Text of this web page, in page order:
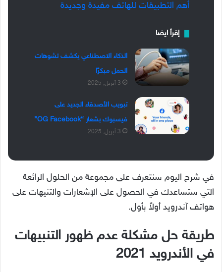
أهم التطبيقات للهاتف مفيدة وجديدة
إقرأ ايضا
الذكاء الاصطناعي يكشف تشوهات
الحمل مبكرًا
3 أبريل, 2025
تبويب الأصدقاء الجديد على
فيسبوك بشعار “OG Facebook”
3 أبريل, 2025
في شرح اليوم سنتعرف على مجموعة من الحلول الرائعة
التي ستساعدك في الحصول على الإشعارات والتنيهات على
هواتف آندرويد أولاً بأول.
طريقة حل مشكلة عدم ظهور التنبيهات
في الأندرويد 2021